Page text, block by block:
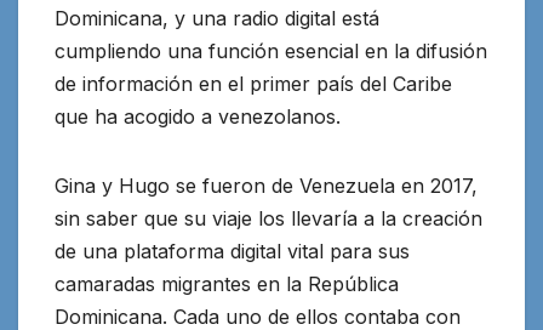
Dominicana, y una radio digital está
cumpliendo una función esencial en la difusión
de información en el primer país del Caribe
que ha acogido a venezolanos.
Gina y Hugo se fueron de Venezuela en 2017,
sin saber que su viaje los llevaría a la creación
de una plataforma digital vital para sus
camaradas migrantes en la República
Dominicana. Cada uno de ellos contaba con